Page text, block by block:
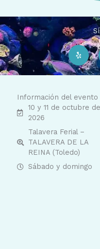
Y
e
l
p
Información del evento
10 y 11 de octubre de
2026
Talavera Ferial –
TALAVERA DE LA
REINA (Toledo)
Sábado y domingo